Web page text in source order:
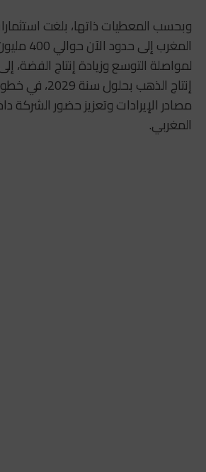
وبحسب المعطيات ذاتها، بلغت
المغرب
لمواصلة التوسع وزيادة إنتاج الفضة،
إنتاج الذهب
مصادر الإيرادات وتعزيز حضور الشركة
المغربي.